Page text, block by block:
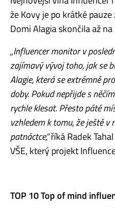
že Kovy je po krátké
Domi Alagia skončila až
„Influencer monitor v
zajímavý vývoj toho, jak se
Alagie, která se extrémně
doby. Pokud nepřijde s
rychle klesat. Přesto páté
vzhledem k tomu, že ještě
patnáctce,”říká Radek
VŠE, který projekt
TOP 10 Top of mind